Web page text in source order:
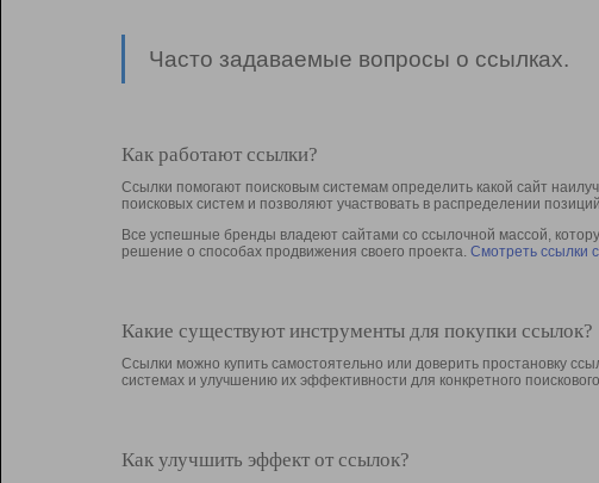
Часто задаваемые вопросы о ссылках.
Как работают ссылки?
Ссылки помогают поисковым системам определить какой сайт
поисковых систем и позволяют участвовать в раcпределении
Все успешные бренды владеют сайтами со ссылочной массой,
решение о способах продвижения своего проекта. Смотреть ссылки
Какие существуют инструменты для покупки ссылок?
Ссылки можно купить самостоятельно или доверить простановку
системах и улучшению их эффективности для конкретного
Как улучшить эффект от ссылок?